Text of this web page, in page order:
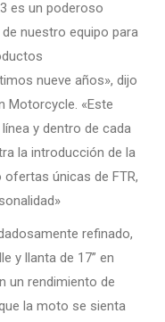
es un poderoso
nuestro equipo para
nueve años», dijo
Motorcycle. «Este
y dentro de cada
la introducción de la
únicas de FTR,
refinado,
y llanta de 17” en
un rendimiento de
la moto se sienta